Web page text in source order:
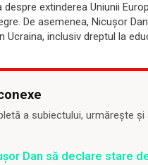
extinderea Uniunii
De asemenea, Nicușor
Ucraina, inclusiv dreptul la
a subiectului, urmărește
Dan să declare stare